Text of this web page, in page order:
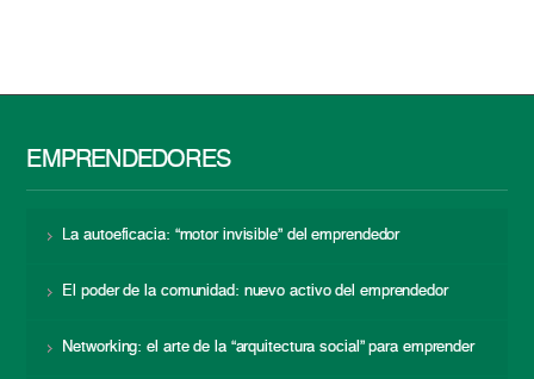
EMPRENDEDORES
La autoeficacia: “motor invisible” del emprendedor
El poder de la comunidad: nuevo activo del emprendedor
Networking: el arte de la “arquitectura social” para emprender